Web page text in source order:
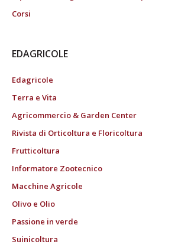
Corsi
EDAGRICOLE
Edagricole
Terra e Vita
Agricommercio & Garden Center
Rivista di Orticoltura e Floricoltura
Frutticoltura
Informatore Zootecnico
Macchine Agricole
Olivo e Olio
Passione in verde
Suinicoltura